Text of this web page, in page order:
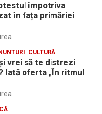
împotriva
în fața primăriei
CULTURĂ
vrei să te distrezi
Iată oferta „În ritmul